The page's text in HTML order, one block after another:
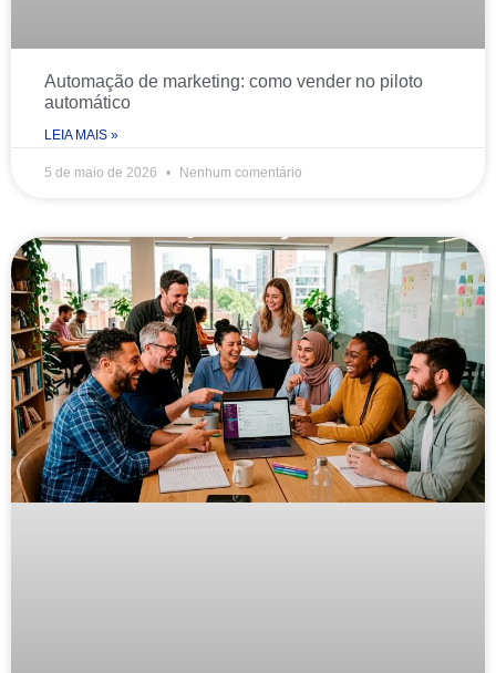
Automação de marketing: como vender no piloto
automático
LEIA MAIS »
5 de maio de 2026 Nenhum comentário